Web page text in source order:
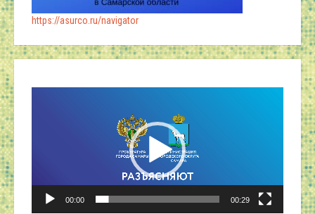
https://asurco.ru/navigator
00:00 00:29